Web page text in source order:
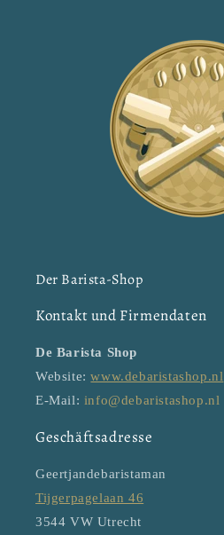
Der Barista-Shop
Kontakt und Firmendaten
De Barista Shop
Website:www.debaristashop.nl
E-Mail: info@debaristashop.nl
Geschäftsadresse
Geertjandebaristaman
Tijgerpagelaan 46
3544 VW Utrecht